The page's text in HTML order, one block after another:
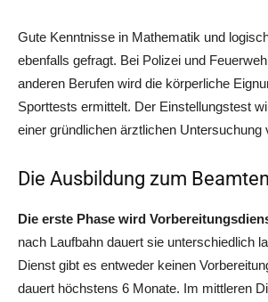
Gute Kennt­nis­se in Mathe­ma­tik und
eben­falls gefragt. Bei Poli­zei und
ande­ren Beru­fen wird die kör­per­li­che
Sport­tests ermit­telt. Der Ein­stel­lungs­test
einer gründ­li­chen ärzt­li­chen Unter­su­chung
Die Ausbildung zum Beamten
Die ers­te Pha­se wird
nach Lauf­bahn dau­ert sie unter­schied­lich
Dienst gibt es ent­we­der kei­nen
dau­ert höchs­tens 6 Mona­te. Im mitt­le­ren